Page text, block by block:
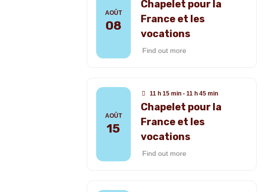
AOÛT
08
Chapelet pour la
France et les
vocations
Find out more
AOÛT
15
11 h 15 min - 11 h 45 min
Chapelet pour la
France et les
vocations
Find out more